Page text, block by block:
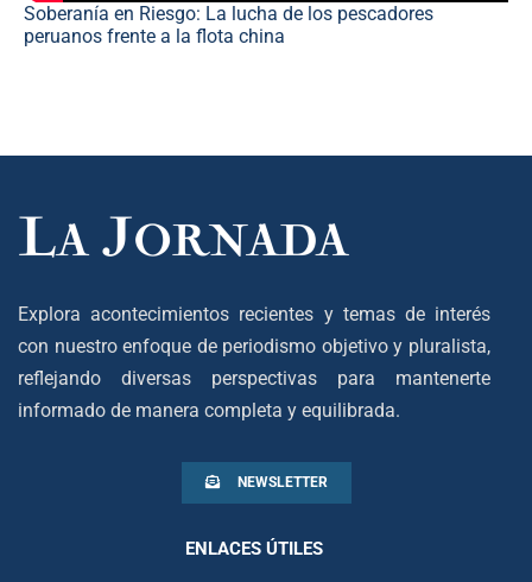
Soberanía en Riesgo: La lucha de los pescadores
peruanos frente a la flota china
Explora acontecimientos recientes y temas de interés
con nuestro enfoque de periodismo objetivo y pluralista,
reflejando diversas perspectivas para mantenerte
informado de manera completa y equilibrada.
NEWSLETTER
ENLACES ÚTILES